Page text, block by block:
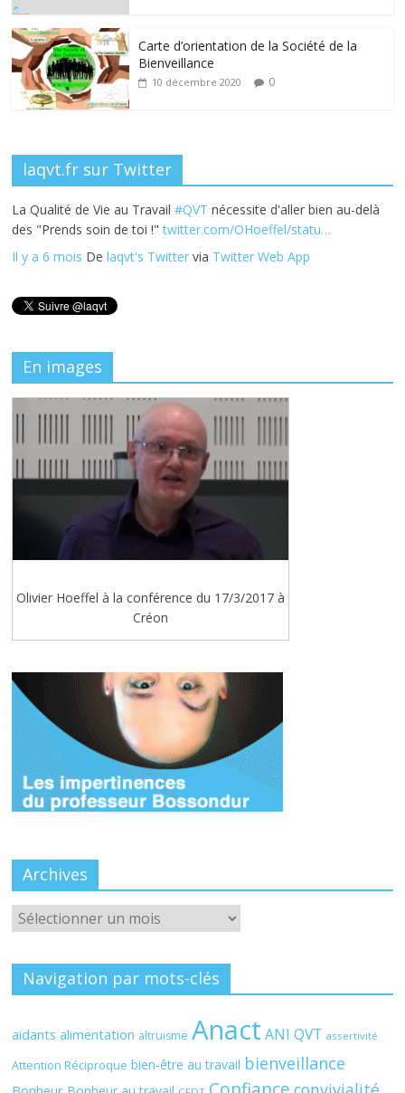
o
k
Carte d’orientation de la Société de la
Bienveillance
10 décembre 2020 0
laqvt.fr sur Twitter
La Qualité de Vie au Travail#QVT nécessite d'aller bien au-delà
des "Prends soin de toi !"twitter.com/OHoeffel/statu…
Il y a 6 mois Delaqvt's Twitter via Twitter Web App
En images
Olivier Hoeffel à la conférence du 17/3/2017 à
Créon
Archives
Archives
Navigation par mots-clés
aidants alimentation altruisme Anact ANI QVT assertivité
Attention Réciproque bien-être au travail bienveillance